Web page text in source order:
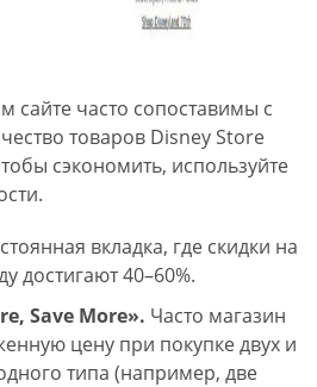
часто сопоставимы с
товаров Disney Store
сэкономить, используйте
вкладка, где скидки на
достигают 40–60%.
Save More». Часто магазин
цену при покупке двух и
типа (например, две